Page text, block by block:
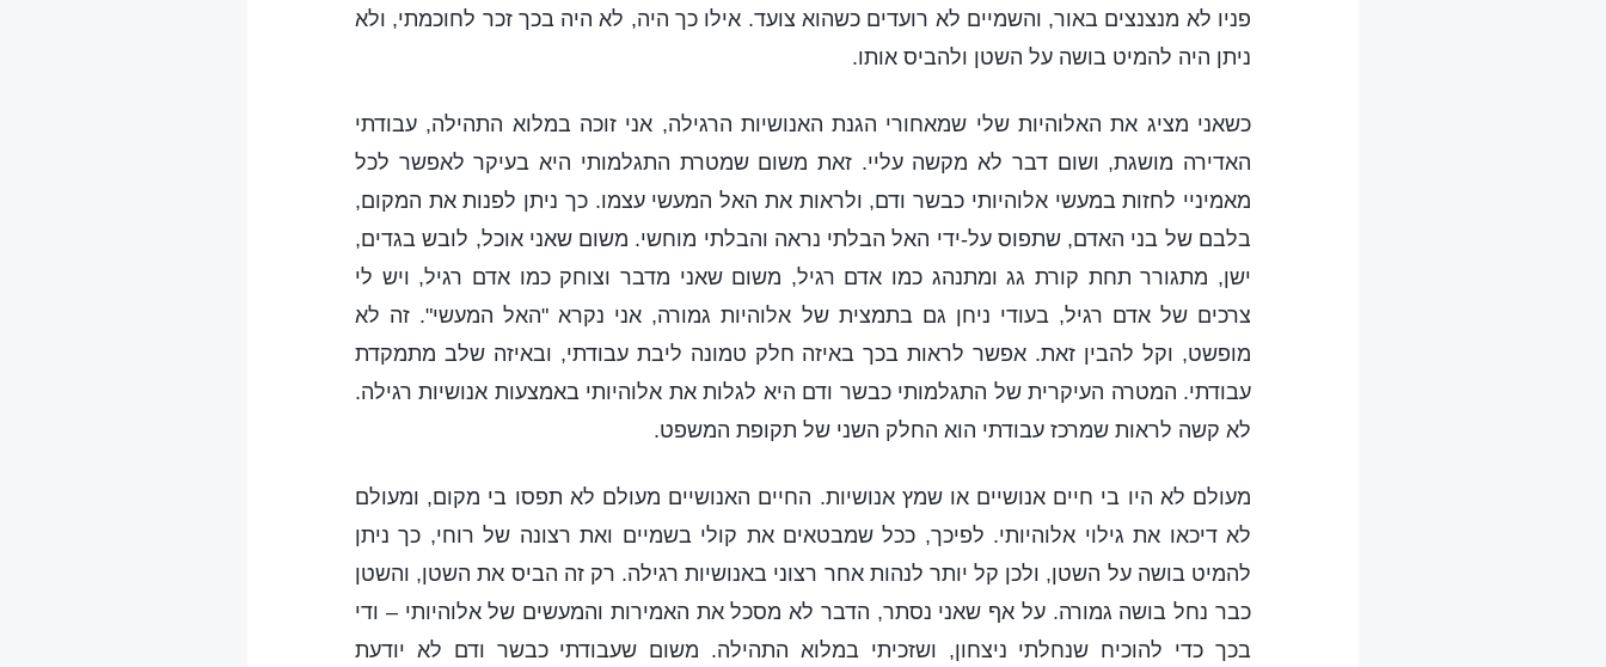
פניו לא מנצנצים באור, והשמיים לא רועדים כשהוא צועד. אילו כך היה, לא היה בכך זכר לחוכמתי, ולא
ניתן היה להמיט בושה על השטן ולהביס אותו.
כשאני מציג את האלוהיות שלי שמאחורי הגנת האנושיות הרגילה, אני זוכה במלוא התהילה, עבודתי
האדירה מושגת, ושום דבר לא מקשה עליי. זאת משום שמטרת התגלמותי היא בעיקר לאפשר לכל
מאמיניי לחזות במעשי אלוהיותי כבשר ודם, ולראות את האל המעשי עצמו. כך ניתן לפנות את המקום,
בלבם של בני האדם, שתפוס על-ידי האל הבלתי נראה והבלתי מוחשי. משום שאני אוכל, לובש בגדים,
ישן, מתגורר תחת קורת גג ומתנהג כמו אדם רגיל, משום שאני מדבר וצוחק כמו אדם רגיל, ויש לי
צרכים של אדם רגיל, בעודי ניחן גם בתמצית של אלוהיות גמורה, אני נקרא "האל המעשי". זה לא
מופשט, וקל להבין זאת. אפשר לראות בכך באיזה חלק טמונה ליבת עבודתי, ובאיזה שלב מתמקדת
עבודתי. המטרה העיקרית של התגלמותי כבשר ודם היא לגלות את אלוהיותי באמצעות אנושיות רגילה.
לא קשה לראות שמרכז עבודתי הוא החלק השני של תקופת המשפט.
מעולם לא היו בי חיים אנושיים או שמץ אנושיות. החיים האנושיים מעולם לא תפסו בי מקום, ומעולם
לא דיכאו את גילוי אלוהיותי. לפיכך, ככל שמבטאים את קולי בשמיים ואת רצונה של רוחי, כך ניתן
להמיט בושה על השטן, ולכן קל יותר לנהות אחר רצוני באנושיות רגילה. רק זה הביס את השטן, והשטן
כבר נחל בושה גמורה. על אף שאני נסתר, הדבר לא מסכל את האמירות והמעשים של אלוהיותי – ודי
בכך כדי להוכיח שנחלתי ניצחון, ושזכיתי במלוא התהילה. משום שעבודתי כבשר ודם לא יודעת